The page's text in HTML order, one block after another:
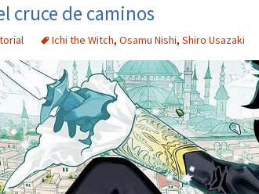
cruce de caminos
Ichi the Witch, Osamu Nishi, Shiro Usazaki